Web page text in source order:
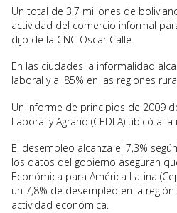
Un total de 3,7 millones de
actividad del comercio informal
dijo de la CNC Oscar Calle.
En las ciudades la informalidad
laboral y al 85% en las regiones
Un informe de principios de 2009
Laboral y Agrario (CEDLA) ubicó a
El desempleo alcanza el 7,3%
los datos del gobierno aseguran
Económica para América Latina
un 7,8% de desempleo en la
actividad económica.